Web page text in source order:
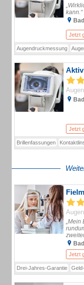
kann.“
Jetzt
Augendruckmessung
Jetzt
Brillenfassungen
„Mein
Jetzt
Drei-Jahres-Garantie